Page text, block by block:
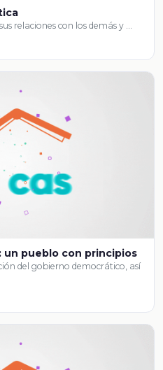
relaciones con los demás y …
un pueblo con principios
del gobierno democrático, así